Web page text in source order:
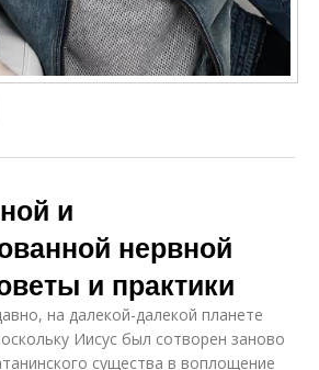
и
нервной
и практики
на далекой-далекой планете
Иисус был сотворен заново
существа в воплощение